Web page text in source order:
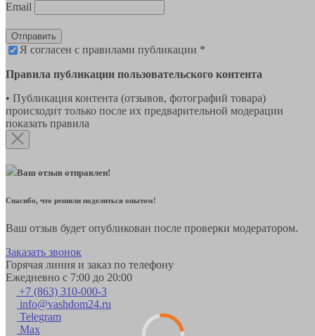
Email
Отправить
Я согласен с правилами публикации *
Правила публикации пользовательского контента
• Публикация контента (отзывов, фотографий товара)
происходит только после их предварительной модерации
показать правила
Ваш отзыв отправлен!
Спасибо, что решили поделиться опытом!
Ваш отзыв будет опубликован после проверки модератором.
Заказать звонок
Горячая линия и заказ по телефону
Ежедневно с 7:00 до 20:00
+7 (863) 310-000-3
info@vashdom24.ru
Telegram
Max